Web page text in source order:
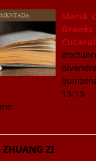
Marià
ZHUANG ZI